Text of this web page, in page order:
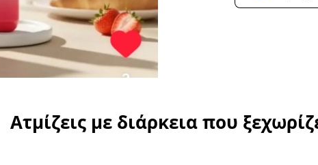
με διάρκεια που